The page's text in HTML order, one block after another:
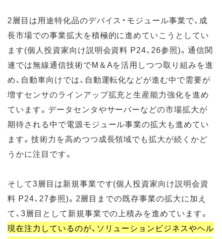
2層目は用途特化品のデバイス・モジュール事業で、成
長市場での事業拡大を積極的に進めていこうとしてい
ます(個人投資家向け説明会資料 P24、26参照)。通信関
連では無線通信技術でM＆Aを活用しつつ取り組みを進
め、自動車向けでは、自動運転化などが進む中で需要が
増すセンサのラインアップ拡充と生産能力強化を進め
ています。データセンタやサーバーなどの市場拡大が
期待される中で電源モジュール事業の拡大も進めてい
ます。技術力を高めつつ成長領域でも拡大が続くかど
うかに注目です。
そして3層目は新規事業です(個人投資家向け説明会資
料 P24、27参照)。2層目までの既存事業の拡大に加え
て、3層目として新規事業での上積みを進めています。
現在注力しているのが、ソリューションビジネスやヘル